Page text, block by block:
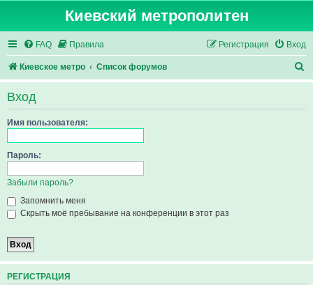
Киевский метрополитен
FAQ Правила Вход
Регистрация
Киевское метро Список форумов
о
Вход
Имя пользователя:
Пароль:
Забыли пароль?
Запомнить меня
Скрыть моё пребывание на конференции в этот раз
РЕГИСТРАЦИЯ